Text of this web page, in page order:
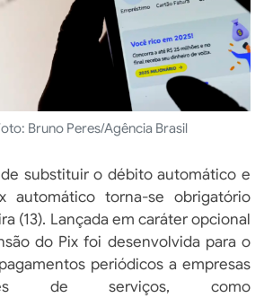
Bruno Peres/Agência Brasil
substituir o débito automático e
automático torna-se obrigatório
(13). Lançada em caráter opcional
do Pix foi desenvolvida para o
periódicos a empresas
de serviços, como